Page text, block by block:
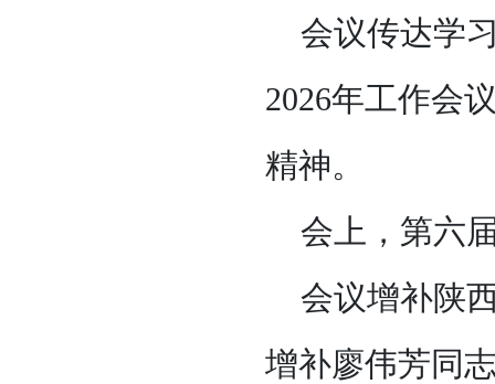
会议传达学
2026年工作会
精神。
会上，第六
会议增补陕
增补廖伟芳同